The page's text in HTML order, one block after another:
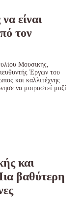
είναι
τον
Μουσικής,
Έργων του
και καλλιτέχνης
να μοιραστεί μαζί
και
βαθύτερη